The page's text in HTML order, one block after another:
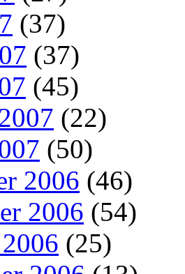
(37)
(37)
(45)
(22)
(50)
2006 (46)
2006 (54)
(25)